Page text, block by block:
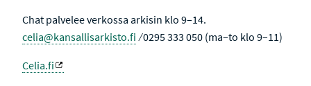
Chat palvelee verkossa arkisin klo 9–14.
celia@kansallisarkisto.fi ⁄ 0295 333 050 (ma–to klo 9–11)
Celia.fi